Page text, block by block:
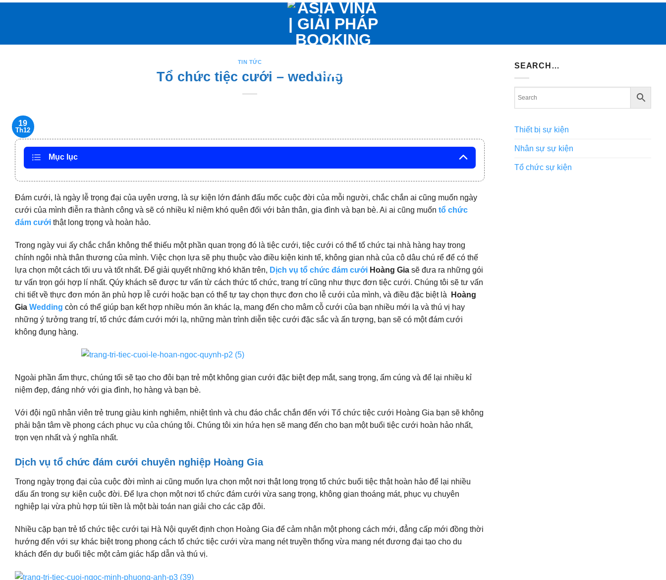
Bỏ
dung
TIN TỨC
Tổ chức tiệc cưới – wedding
19
Th12
Mục lục
Đám cưới, là ngày lễ trọng đại của uyên ương, là sự kiện lớn đánh đấu mốc cuộc đời của mỗi người, chắc chắn ai cũng muốn ngày
cưới của mình điễn ra thành công và sẽ có nhiều kỉ niệm khó quên đối với bản thân, gia đình và bạn bè. Ai ai cũng muốn tổ chức
đám cưới thật long trọng và hoàn hảo.
Trong ngày vui ấy chắc chắn không thể thiếu một phần quan trọng đó là tiệc cưới, tiệc cưới có thể tổ chức tại nhà hàng hay trong
chính ngôi nhà thân thương của mình. Việc chọn lựa sẽ phụ thuộc vào điều kiện kinh tế, không gian nhà của cô dâu chú rể để có thế
lựa chọn một cách tối ưu và tốt nhất. Để giải quyết những khó khăn trên, Dịch vụ tổ chức đám cưới Hoàng Gia sẽ đưa ra những gói
tư vấn trọn gói hợp lí nhất. Qúy khách sẽ được tư vấn từ cách thức tổ chức, trang trí cũng như thực đơn tiệc cưới. Chúng tôi sẽ tư vấn
chi tiết về thực đơn món ăn phù hợp lễ cưới hoặc bạn có thể tự tay chọn thực đơn cho lễ cưới của mình, và điều đặc biệt là
Hoàng
Gia Wedding còn có thể giúp bạn kết hợp nhiều món ăn khác lạ, mang đến cho mâm cỗ cưới của bạn nhiều mới lạ và thú vị hay
những ý tưởng trang trí, tổ chức đám cưới mới lạ, những màn trình diễn tiệc cưới đặc sắc và ấn tượng, bạn sẽ có một đám cưới
không đụng hàng.
Ngoài phần ẩm thực, chúng tối sẽ tạo cho đôi bạn trẻ một không gian cưới đặc biệt đẹp mắt, sang trọng, ấm cúng và để lại nhiều kỉ
niệm đẹp, đáng nhớ với gia đình, họ hàng và bạn bè.
Với đội ngũ nhân viên trẻ trung giàu kinh nghiêm, nhiệt tình và chu đáo chắc chắn đến với Tổ chức tiệc cưới Hoàng Gia bạn sẽ không
phải bận tâm về phong cách phục vụ của chúng tôi. Chúng tôi xin hứa hẹn sẽ mang đến cho bạn một buổi tiệc cưới hoàn hảo nhất,
trọn vẹn nhất và ý nghĩa nhất.
Dịch vụ tổ chức đám cưới chuyên nghiệp Hoàng Gia
Trong ngày trọng đại của cuộc đời mình ai cũng muốn lựa chọn một nơi thật long trọng tổ chức buổi tiệc thật hoàn hảo để lại nhiều
dấu ấn trong sự kiện cuộc đời. Để lựa chọn một nơi tổ chức đám cưới vừa sang trọng, không gian thoáng mát, phục vụ chuyên
nghiệp lại vừa phù hợp túi tiền là một bài toán nan giải cho các cặp đôi.
Nhiều cặp bạn trẻ tổ chức tiệc cưới tại Hà Nội quyết định chọn Hoàng Gia để cảm nhận một phong cách mới, đẳng cấp mới đồng thời
hướng đến với sự khác biệt trong phong cách tổ chức tiệc cưới vừa mang nét truyền thống vừa mang nét đương đại tạo cho du
khách đến dự buổi tiệc một cảm giác hấp dẫn và thú vị.
SEARCH…
Thiết bị sự kiện
Nhân sự sự kiện
Tổ chức sự kiện